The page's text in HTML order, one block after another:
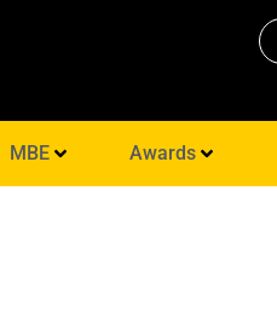
MBE Awards